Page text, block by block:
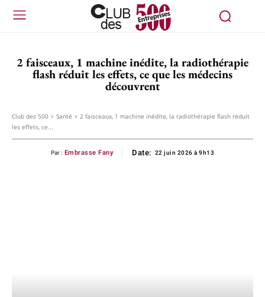
2 faisceaux, 1 machine inédite, la radiothérapie
flash réduit les effets, ce que les médecins
découvrent
Club des 500 Santé
2 faisceaux, 1 machine inédite, la radiothérapie flash réduit
les effets, ce...
Par : Embrasse Fany Date: 22 juin 2026 à 9h13